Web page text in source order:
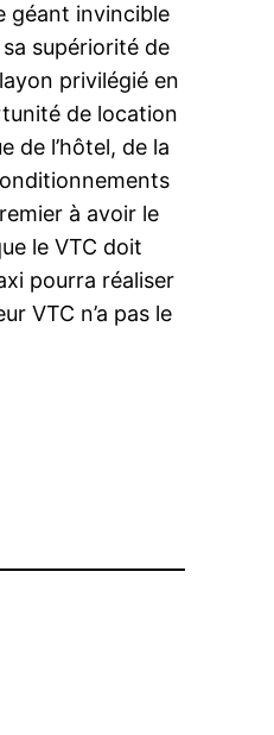
géant invincible
supériorité de
privilégié en
de location
de l’hôtel, de la
à avoir le
le VTC doit
pourra réaliser
VTC n’a pas le